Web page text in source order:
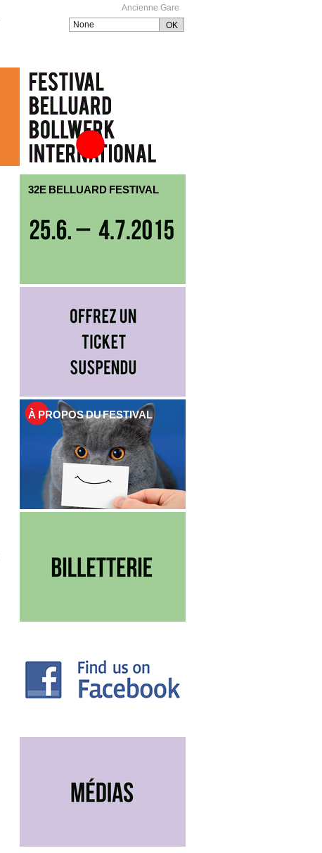
Festival Belluard
Bollwerk International
32E BELLUARD FESTIVAL
À PROPOS DU FESTIVAL
Ancienne Gare